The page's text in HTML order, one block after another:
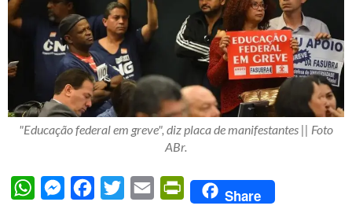
"Educação federal em greve", diz placa de manifestantes || Foto
ABr.
WhatsAppMessengerFacebook
Twitter Email PrintFriendly
Share